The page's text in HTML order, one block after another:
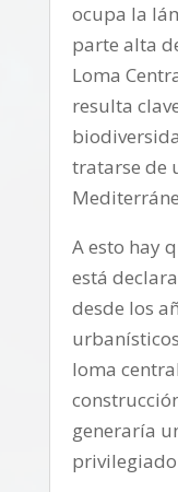
ocupa la
parte alta
Loma
resulta
tratarse de
A esto hay
está
desde los
loma
generaría